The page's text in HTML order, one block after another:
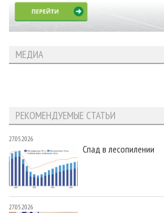
МЕДИА
РЕКОМЕНДУЕМЫЕ СТАТЬИ
27.05.2026
Спад в лесопилении
27.05.2026